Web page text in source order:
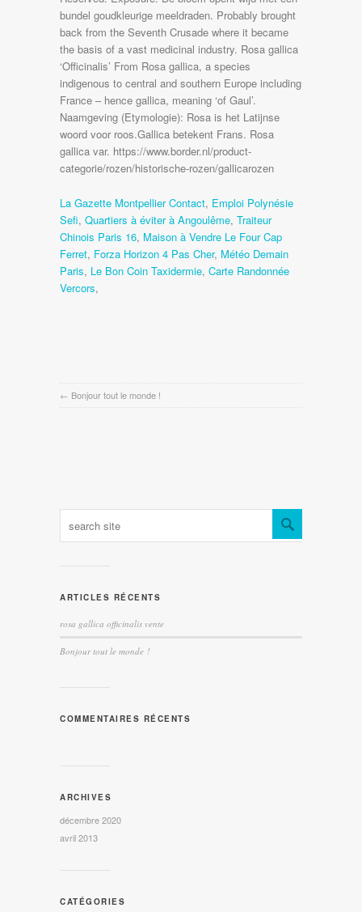
La Gazette Montpellier Contact, Emploi Polynésie
Sefi, Quartiers à éviter à Angoulême, Traiteur
Chinois Paris 16, Maison à Vendre Le Four Cap
Ferret, Forza Horizon 4 Pas Cher, Météo Demain
Paris, Le Bon Coin Taxidermie, Carte Randonnée
Vercors,
← Bonjour tout le monde !
ARTICLES RÉCENTS
rosa gallica officinalis vente
Bonjour tout le monde !
COMMENTAIRES RÉCENTS
ARCHIVES
décembre 2020
avril 2013
CATÉGORIES